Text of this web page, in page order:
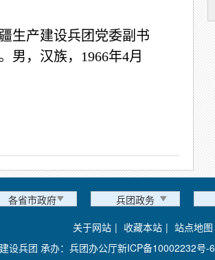
生产建设兵团党委副书
男，汉族，1966年4月
各省市政府 兵团政务
关于网站 | 收藏本站 | 站点地图
设兵团 承办：兵团办公厅新ICP备10002232号-6